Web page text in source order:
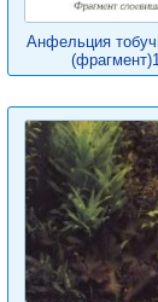
Анфельция